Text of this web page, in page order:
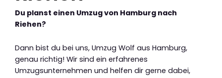
Du planst einen Umzug von Hamburg nach
Riehen?
Dann bist du bei uns, Umzug Wolf aus Hamburg,
genau richtig! Wir sind ein erfahrenes
Umzugsunternehmen und helfen dir gerne dabei,